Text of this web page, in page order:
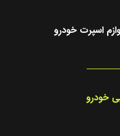
اسپرت خودرو
خودرو